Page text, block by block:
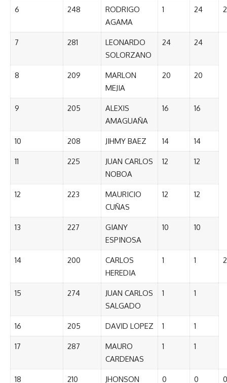
6 248
RODRIGO
AGAMA
1 24
7 281
LEONARDO
SOLORZANO
24 24
8 209
MARLON
MEJIA
20 20
9 205
ALEXIS
AMAGUAÑA
16 16
10 208 JIHMY BAEZ 14 14
11 225
JUAN CARLOS
NOBOA
12 12
12 223
MAURICIO
CUÑAS
12 12
13 227
GIANY
ESPINOSA
10 10
14 200
CARLOS
HEREDIA
1 1 2
15 274
JUAN CARLOS
SALGADO
1 1
16 205 DAVID LOPEZ 1 1
17 287
MAURO
CARDENAS
1 1
18 210 JHONSON 0 0 0